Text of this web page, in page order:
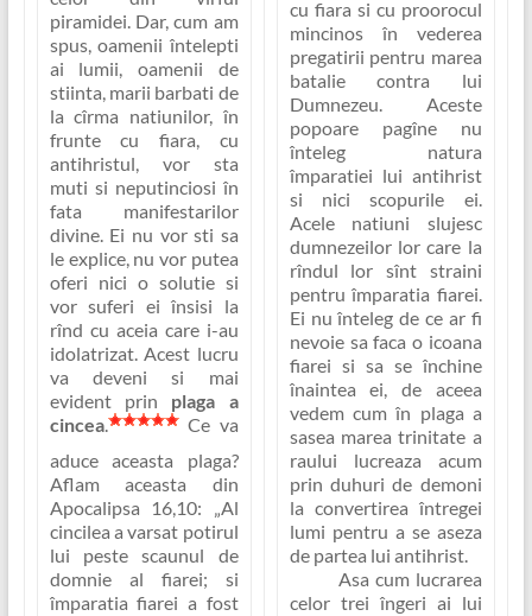
piramidei. Dar, cum am
spus, oamenii întelepti
ai lumii, oamenii de
stiinta, marii barbati de
la cîrma natiunilor, în
frunte cu fiara, cu
antihristul, vor sta
muti si neputinciosi în
fata manifestarilor
divine. Ei nu vor sti sa
le explice, nu vor putea
oferi nici o solutie si
vor suferi ei însisi la
rînd cu aceia care i-au
idolatrizat. Acest lucru
va deveni si mai
evident prin plaga a
cincea.
Ce va
aduce aceasta plaga?
Aflam aceasta din
Apocalipsa 16,10:
„Al
cincilea a varsat potirul
lui peste scaunul de
domnie al fiarei; si
împaratia fiarei a fost
cu fiara si cu proorocul
mincinos în vederea
pregatirii pentru marea
batalie contra lui
Dumnezeu. Aceste
popoare pagîne nu
înteleg natura
împaratiei lui antihrist
si nici scopurile ei.
Acele natiuni slujesc
dumnezeilor lor care la
rîndul lor sînt straini
pentru împaratia fiarei.
Ei nu înteleg de ce ar fi
nevoie sa faca o icoana
fiarei si sa se închine
înaintea ei, de aceea
vedem cum în plaga a
sasea marea trinitate a
raului lucreaza acum
prin duhuri de demoni
la convertirea întregei
lumi pentru a se aseza
de partea lui antihrist.
Asa cum lucrarea
celor trei îngeri ai lui